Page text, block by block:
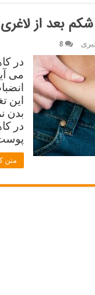
بعد از لاغری
8
در
می
این
بدن
در
متن